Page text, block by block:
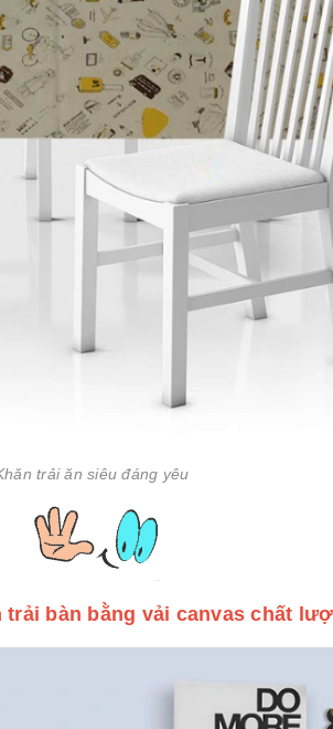
trải ăn siêu đáng yêu
trải bàn bằng vải canvas chất